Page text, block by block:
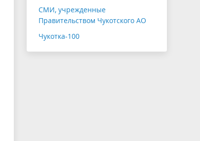
СМИ, учрежденные
Правительством Чукотского АО
Чукотка-100